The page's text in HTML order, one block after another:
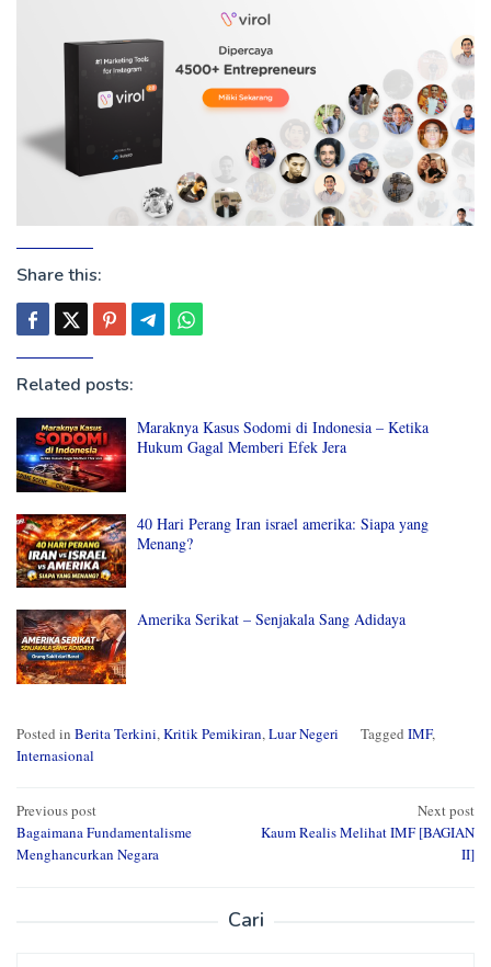
Share this:
Related posts:
Maraknya Kasus Sodomi di Indonesia – Ketika
Hukum Gagal Memberi Efek Jera
40 Hari Perang Iran israel amerika: Siapa yang
Menang?
Amerika Serikat – Senjakala Sang Adidaya
Posted in Berita Terkini,Kritik Pemikiran,Luar Negeri Tagged IMF,
Internasional
Post
navigation
Previous post
Bagaimana Fundamentalisme
Menghancurkan Negara
Next post
Kaum Realis Melihat IMF [BAGIAN
II]
Cari